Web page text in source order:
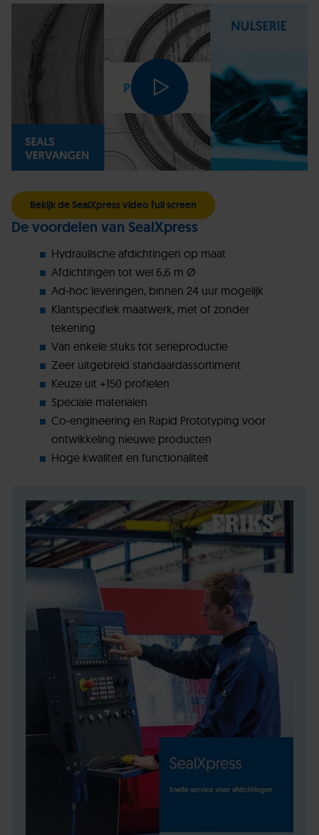
Bekijk de SealXpress video full screen
De voordelen van SealXpress
Hydraulische afdichtingen op maat
Afdichtingen tot wel 6,6 m Ø
Ad-hoc leveringen, binnen 24 uur mogelijk
Klantspecifiek maatwerk, met of zonder
tekening
Van enkele stuks tot serieproductie
Zeer uitgebreid standaardassortiment
Keuze uit +150 profielen
Speciale materialen
Co-engineering en Rapid Prototyping voor
ontwikkeling nieuwe producten
Hoge kwaliteit en functionaliteit